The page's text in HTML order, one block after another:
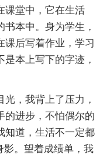
课堂中，它在生活
本中。身为学生，
课后写着作业，学习
本上写下的字迹，
，我背上了压力，
的进步，不怕偶尔的
知道，生活不一定都
影。望着成绩单，我